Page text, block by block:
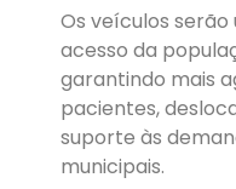
Os veículos
acesso da
garantindo mais
pacientes,
suporte às
municipais.